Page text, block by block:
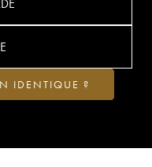
IDENTIQUE ?